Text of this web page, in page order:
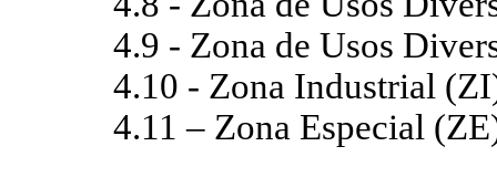
4.9 - Zona de Usos
4.10 - Zona Industrial
4.11 – Zona Especial